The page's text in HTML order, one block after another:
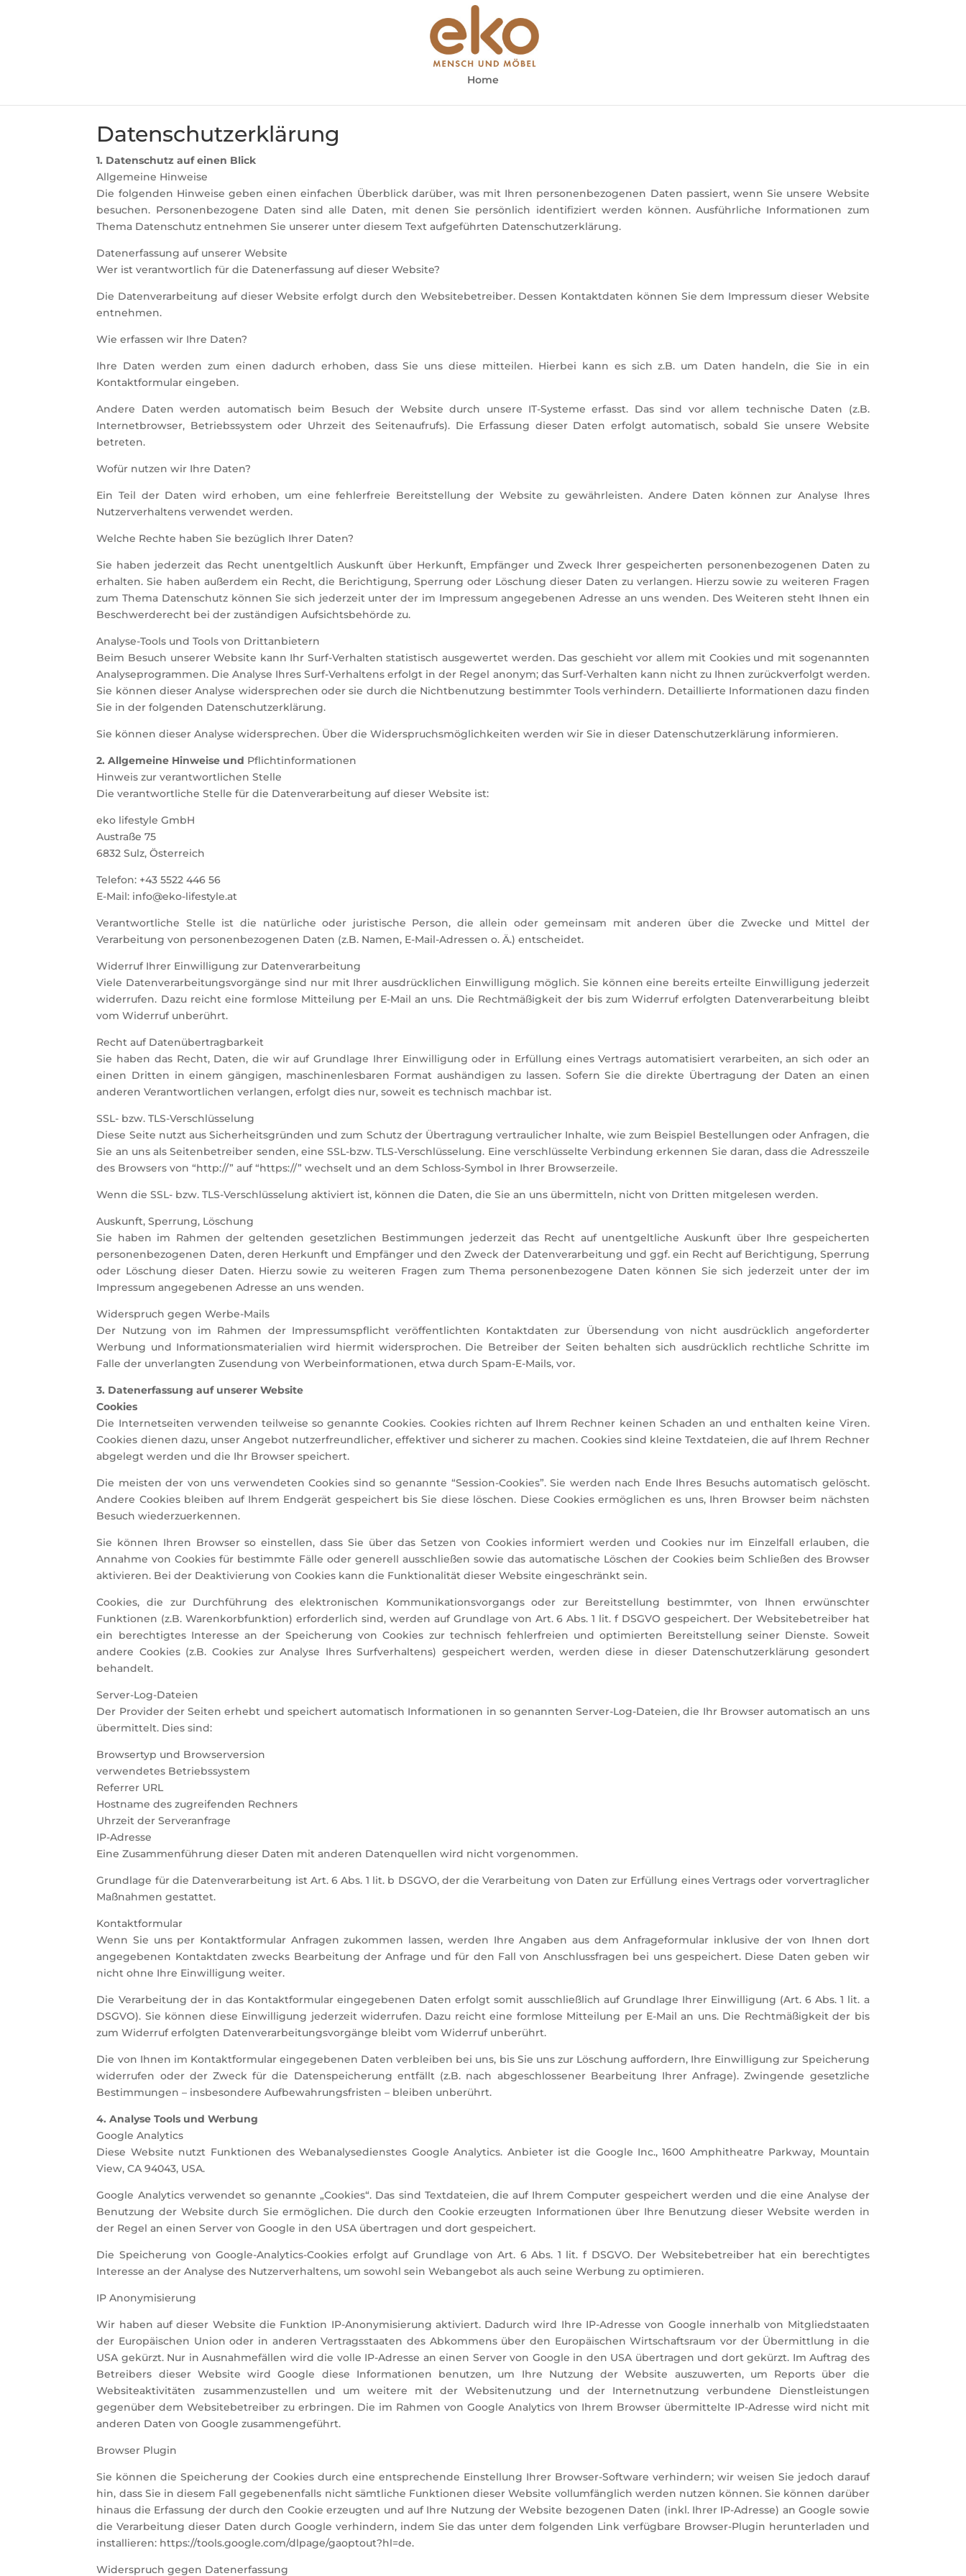
Home
Datenschutzerklärung
1. Datenschutz auf einen Blick
Allgemeine Hinweise
Die folgenden Hinweise geben einen einfachen Überblick darüber, was mit Ihren personenbezogenen Daten passiert, wenn Sie unsere Website
besuchen. Personenbezogene Daten sind alle Daten, mit denen Sie persönlich identifiziert werden können. Ausführliche Informationen zum
Thema Datenschutz entnehmen Sie unserer unter diesem Text aufgeführten Datenschutzerklärung.
Datenerfassung auf unserer Website
Wer ist verantwortlich für die Datenerfassung auf dieser Website?
Die Datenverarbeitung auf dieser Website erfolgt durch den Websitebetreiber. Dessen Kontaktdaten können Sie dem Impressum dieser Website
entnehmen.
Wie erfassen wir Ihre Daten?
Ihre Daten werden zum einen dadurch erhoben, dass Sie uns diese mitteilen. Hierbei kann es sich z.B. um Daten handeln, die Sie in ein
Kontaktformular eingeben.
Andere Daten werden automatisch beim Besuch der Website durch unsere IT-Systeme erfasst. Das sind vor allem technische Daten (z.B.
Internetbrowser, Betriebssystem oder Uhrzeit des Seitenaufrufs). Die Erfassung dieser Daten erfolgt automatisch, sobald Sie unsere Website
betreten.
Wofür nutzen wir Ihre Daten?
Ein Teil der Daten wird erhoben, um eine fehlerfreie Bereitstellung der Website zu gewährleisten. Andere Daten können zur Analyse Ihres
Nutzerverhaltens verwendet werden.
Welche Rechte haben Sie bezüglich Ihrer Daten?
Sie haben jederzeit das Recht unentgeltlich Auskunft über Herkunft, Empfänger und Zweck Ihrer gespeicherten personenbezogenen Daten zu
erhalten. Sie haben außerdem ein Recht, die Berichtigung, Sperrung oder Löschung dieser Daten zu verlangen. Hierzu sowie zu weiteren Fragen
zum Thema Datenschutz können Sie sich jederzeit unter der im Impressum angegebenen Adresse an uns wenden. Des Weiteren steht Ihnen ein
Beschwerderecht bei der zuständigen Aufsichtsbehörde zu.
Analyse-Tools und Tools von Drittanbietern
Beim Besuch unserer Website kann Ihr Surf-Verhalten statistisch ausgewertet werden. Das geschieht vor allem mit Cookies und mit sogenannten
Analyseprogrammen. Die Analyse Ihres Surf-Verhaltens erfolgt in der Regel anonym; das Surf-Verhalten kann nicht zu Ihnen zurückverfolgt werden.
Sie können dieser Analyse widersprechen oder sie durch die Nichtbenutzung bestimmter Tools verhindern. Detaillierte Informationen dazu finden
Sie in der folgenden Datenschutzerklärung.
Sie können dieser Analyse widersprechen. Über die Widerspruchsmöglichkeiten werden wir Sie in dieser Datenschutzerklärung informieren.
2. Allgemeine Hinweise und Pflichtinformationen
Hinweis zur verantwortlichen Stelle
Die verantwortliche Stelle für die Datenverarbeitung auf dieser Website ist:
eko lifestyle GmbH
Austraße 75
6832 Sulz, Österreich
Telefon: +43 5522 446 56
E-Mail: info@eko-lifestyle.at
Verantwortliche Stelle ist die natürliche oder juristische Person, die allein oder gemeinsam mit anderen über die Zwecke und Mittel der
Verarbeitung von personenbezogenen Daten (z.B. Namen, E-Mail-Adressen o. Ä.) entscheidet.
Widerruf Ihrer Einwilligung zur Datenverarbeitung
Viele Datenverarbeitungsvorgänge sind nur mit Ihrer ausdrücklichen Einwilligung möglich. Sie können eine bereits erteilte Einwilligung jederzeit
widerrufen. Dazu reicht eine formlose Mitteilung per E-Mail an uns. Die Rechtmäßigkeit der bis zum Widerruf erfolgten Datenverarbeitung bleibt
vom Widerruf unberührt.
Recht auf Datenübertragbarkeit
Sie haben das Recht, Daten, die wir auf Grundlage Ihrer Einwilligung oder in Erfüllung eines Vertrags automatisiert verarbeiten, an sich oder an
einen Dritten in einem gängigen, maschinenlesbaren Format aushändigen zu lassen. Sofern Sie die direkte Übertragung der Daten an einen
anderen Verantwortlichen verlangen, erfolgt dies nur, soweit es technisch machbar ist.
SSL- bzw. TLS-Verschlüsselung
Diese Seite nutzt aus Sicherheitsgründen und zum Schutz der Übertragung vertraulicher Inhalte, wie zum Beispiel Bestellungen oder Anfragen, die
Sie an uns als Seitenbetreiber senden, eine SSL-bzw. TLS-Verschlüsselung. Eine verschlüsselte Verbindung erkennen Sie daran, dass die Adresszeile
des Browsers von “http://” auf “https://” wechselt und an dem Schloss-Symbol in Ihrer Browserzeile.
Wenn die SSL- bzw. TLS-Verschlüsselung aktiviert ist, können die Daten, die Sie an uns übermitteln, nicht von Dritten mitgelesen werden.
Auskunft, Sperrung, Löschung
Sie haben im Rahmen der geltenden gesetzlichen Bestimmungen jederzeit das Recht auf unentgeltliche Auskunft über Ihre gespeicherten
personenbezogenen Daten, deren Herkunft und Empfänger und den Zweck der Datenverarbeitung und ggf. ein Recht auf Berichtigung, Sperrung
oder Löschung dieser Daten. Hierzu sowie zu weiteren Fragen zum Thema personenbezogene Daten können Sie sich jederzeit unter der im
Impressum angegebenen Adresse an uns wenden.
Widerspruch gegen Werbe-Mails
Der Nutzung von im Rahmen der Impressumspflicht veröffentlichten Kontaktdaten zur Übersendung von nicht ausdrücklich angeforderter
Werbung und Informationsmaterialien wird hiermit widersprochen. Die Betreiber der Seiten behalten sich ausdrücklich rechtliche Schritte im
Falle der unverlangten Zusendung von Werbeinformationen, etwa durch Spam-E-Mails, vor.
3. Datenerfassung auf unserer Website
Cookies
Die Internetseiten verwenden teilweise so genannte Cookies. Cookies richten auf Ihrem Rechner keinen Schaden an und enthalten keine Viren.
Cookies dienen dazu, unser Angebot nutzerfreundlicher, effektiver und sicherer zu machen. Cookies sind kleine Textdateien, die auf Ihrem Rechner
abgelegt werden und die Ihr Browser speichert.
Die meisten der von uns verwendeten Cookies sind so genannte “Session-Cookies”. Sie werden nach Ende Ihres Besuchs automatisch gelöscht.
Andere Cookies bleiben auf Ihrem Endgerät gespeichert bis Sie diese löschen. Diese Cookies ermöglichen es uns, Ihren Browser beim nächsten
Besuch wiederzuerkennen.
Sie können Ihren Browser so einstellen, dass Sie über das Setzen von Cookies informiert werden und Cookies nur im Einzelfall erlauben, die
Annahme von Cookies für bestimmte Fälle oder generell ausschließen sowie das automatische Löschen der Cookies beim Schließen des Browser
aktivieren. Bei der Deaktivierung von Cookies kann die Funktionalität dieser Website eingeschränkt sein.
Cookies, die zur Durchführung des elektronischen Kommunikationsvorgangs oder zur Bereitstellung bestimmter, von Ihnen erwünschter
Funktionen (z.B. Warenkorbfunktion) erforderlich sind, werden auf Grundlage von Art. 6 Abs. 1 lit. f DSGVO gespeichert. Der Websitebetreiber hat
ein berechtigtes Interesse an der Speicherung von Cookies zur technisch fehlerfreien und optimierten Bereitstellung seiner Dienste. Soweit
andere Cookies (z.B. Cookies zur Analyse Ihres Surfverhaltens) gespeichert werden, werden diese in dieser Datenschutzerklärung gesondert
behandelt.
Server-Log-Dateien
Der Provider der Seiten erhebt und speichert automatisch Informationen in so genannten Server-Log-Dateien, die Ihr Browser automatisch an uns
übermittelt. Dies sind:
Browsertyp und Browserversion
verwendetes Betriebssystem
Referrer URL
Hostname des zugreifenden Rechners
Uhrzeit der Serveranfrage
IP-Adresse
Eine Zusammenführung dieser Daten mit anderen Datenquellen wird nicht vorgenommen.
Grundlage für die Datenverarbeitung ist Art. 6 Abs. 1 lit. b DSGVO, der die Verarbeitung von Daten zur Erfüllung eines Vertrags oder vorvertraglicher
Maßnahmen gestattet.
Kontaktformular
Wenn Sie uns per Kontaktformular Anfragen zukommen lassen, werden Ihre Angaben aus dem Anfrageformular inklusive der von Ihnen dort
angegebenen Kontaktdaten zwecks Bearbeitung der Anfrage und für den Fall von Anschlussfragen bei uns gespeichert. Diese Daten geben wir
nicht ohne Ihre Einwilligung weiter.
Die Verarbeitung der in das Kontaktformular eingegebenen Daten erfolgt somit ausschließlich auf Grundlage Ihrer Einwilligung (Art. 6 Abs. 1 lit. a
DSGVO). Sie können diese Einwilligung jederzeit widerrufen. Dazu reicht eine formlose Mitteilung per E-Mail an uns. Die Rechtmäßigkeit der bis
zum Widerruf erfolgten Datenverarbeitungsvorgänge bleibt vom Widerruf unberührt.
Die von Ihnen im Kontaktformular eingegebenen Daten verbleiben bei uns, bis Sie uns zur Löschung auffordern, Ihre Einwilligung zur Speicherung
widerrufen oder der Zweck für die Datenspeicherung entfällt (z.B. nach abgeschlossener Bearbeitung Ihrer Anfrage). Zwingende gesetzliche
Bestimmungen – insbesondere Aufbewahrungsfristen – bleiben unberührt.
4. Analyse Tools und Werbung
Google Analytics
Diese Website nutzt Funktionen des Webanalysedienstes Google Analytics. Anbieter ist die Google Inc., 1600 Amphitheatre Parkway, Mountain
View, CA 94043, USA.
Google Analytics verwendet so genannte „Cookies“. Das sind Textdateien, die auf Ihrem Computer gespeichert werden und die eine Analyse der
Benutzung der Website durch Sie ermöglichen. Die durch den Cookie erzeugten Informationen über Ihre Benutzung dieser Website werden in
der Regel an einen Server von Google in den USA übertragen und dort gespeichert.
Die Speicherung von Google-Analytics-Cookies erfolgt auf Grundlage von Art. 6 Abs. 1 lit. f DSGVO. Der Websitebetreiber hat ein berechtigtes
Interesse an der Analyse des Nutzerverhaltens, um sowohl sein Webangebot als auch seine Werbung zu optimieren.
IP Anonymisierung
Wir haben auf dieser Website die Funktion IP-Anonymisierung aktiviert. Dadurch wird Ihre IP-Adresse von Google innerhalb von Mitgliedstaaten
der Europäischen Union oder in anderen Vertragsstaaten des Abkommens über den Europäischen Wirtschaftsraum vor der Übermittlung in die
USA gekürzt. Nur in Ausnahmefällen wird die volle IP-Adresse an einen Server von Google in den USA übertragen und dort gekürzt. Im Auftrag des
Betreibers dieser Website wird Google diese Informationen benutzen, um Ihre Nutzung der Website auszuwerten, um Reports über die
Websiteaktivitäten zusammenzustellen und um weitere mit der Websitenutzung und der Internetnutzung verbundene Dienstleistungen
gegenüber dem Websitebetreiber zu erbringen. Die im Rahmen von Google Analytics von Ihrem Browser übermittelte IP-Adresse wird nicht mit
anderen Daten von Google zusammengeführt.
Browser Plugin
Sie können die Speicherung der Cookies durch eine entsprechende Einstellung Ihrer Browser-Software verhindern; wir weisen Sie jedoch darauf
hin, dass Sie in diesem Fall gegebenenfalls nicht sämtliche Funktionen dieser Website vollumfänglich werden nutzen können. Sie können darüber
hinaus die Erfassung der durch den Cookie erzeugten und auf Ihre Nutzung der Website bezogenen Daten (inkl. Ihrer IP-Adresse) an Google sowie
die Verarbeitung dieser Daten durch Google verhindern, indem Sie das unter dem folgenden Link verfügbare Browser-Plugin herunterladen und
installieren: https://tools.google.com/dlpage/gaoptout?hl=de.
Widerspruch gegen Datenerfassung